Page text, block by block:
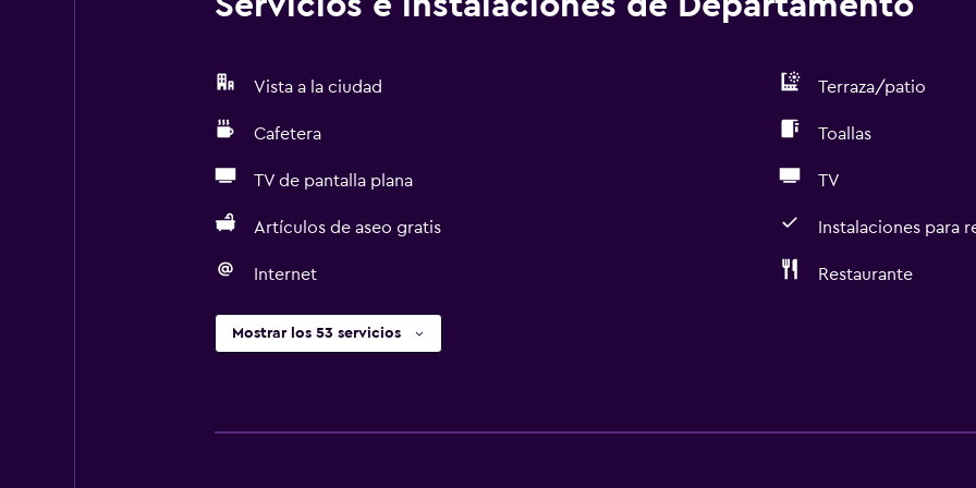
Vista a la ciudad Terraza/patio
Cafetera Toallas
TV de pantalla plana TV
Artículos de aseo gratis Instalaciones para
Internet Restaurante
Mostrar los 53 servicios